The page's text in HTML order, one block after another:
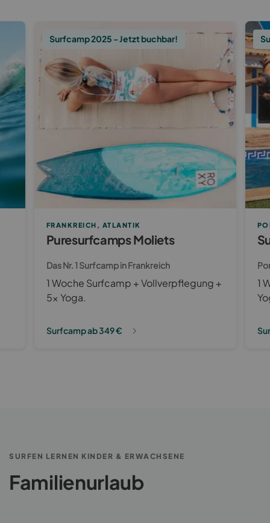
Surfcamp 2025 - Jetzt buchbar!
FRANKREICH, ATLANTIK
Puresurfcamps Moliets
Das Nr. 1 Surfcamp in Frankreich
1 Woche Surfcamp + Vollverpflegung +
5x Yoga.
Surfcamp ab 349 €
1
SURFEN LERNEN KINDER & ERWACHSENE
Familienurlaub